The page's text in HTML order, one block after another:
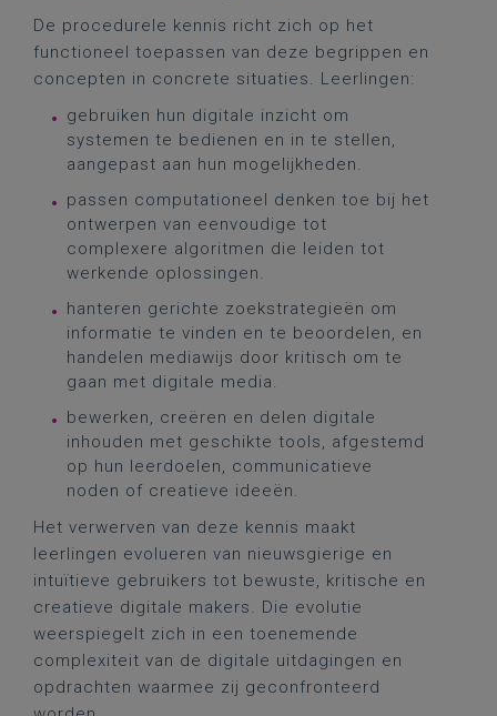
De procedurele kennis richt zich op het
functioneel toepassen van deze begrippen en
concepten in concrete situaties. Leerlingen:
gebruiken hun digitale inzicht om
systemen te bedienen en in te stellen,
aangepast aan hun mogelijkheden.
passen computationeel denken toe bij het
ontwerpen van eenvoudige tot
complexere algoritmen die leiden tot
werkende oplossingen.
hanteren gerichte zoekstrategieën om
informatie te vinden en te beoordelen, en
handelen mediawijs door kritisch om te
gaan met digitale media.
bewerken, creëren en delen digitale
inhouden met geschikte tools, afgestemd
op hun leerdoelen, communicatieve
noden of creatieve ideeën.
Het verwerven van deze kennis maakt
leerlingen evolueren van nieuwsgierige en
intuïtieve gebruikers tot bewuste, kritische en
creatieve digitale makers. Die evolutie
weerspiegelt zich in een toenemende
complexiteit van de digitale uitdagingen en
opdrachten waarmee zij geconfronteerd